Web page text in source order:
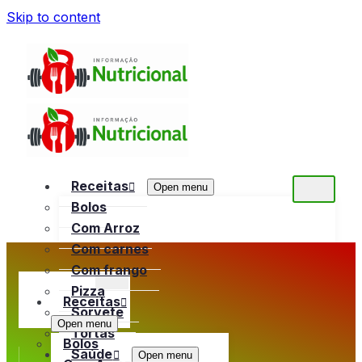
Skip to content
Receitas Open menu
Bolos
Com Arroz
Com carnes
Com frango
Pizza
Sorvete
Tortas
Saúde
Open menu
Receitas
Open menu
Bolos